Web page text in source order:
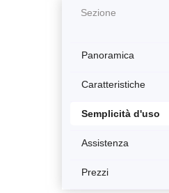
Sezione
Panoramica
Caratteristiche
Semplicità d'uso
Assistenza
Prezzi